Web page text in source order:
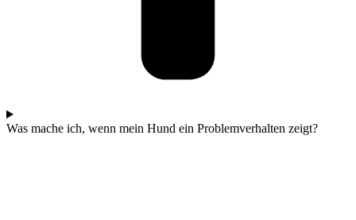
Was mache ich, wenn mein Hund ein Problemverhalten zeigt?